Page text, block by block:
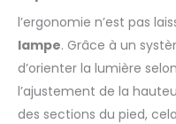
l’ergonomie n’est pas
lampe. Grâce à un
d’orienter la lumière
l’ajustement de la
des sections du pied,